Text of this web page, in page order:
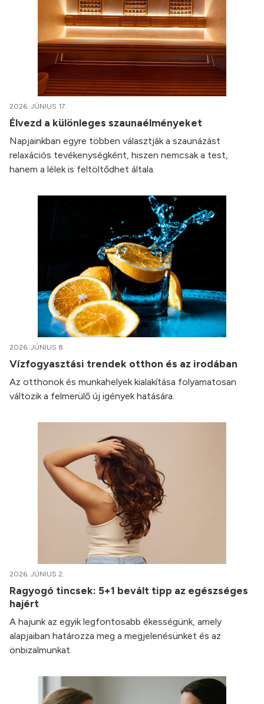
2026. JÚNIUS 17.
Élvezd a különleges szaunaélményeket
Napjainkban egyre többen választják a szaunázást
relaxációs tevékenységként, hiszen nemcsak a test,
hanem a lélek is feltöltődhet általa.
2026. JÚNIUS 8.
Vízfogyasztási trendek otthon és az irodában
Az otthonok és munkahelyek kialakítása folyamatosan
változik a felmerülő új igények hatására.
2026. JÚNIUS 2.
Ragyogó tincsek: 5+1 bevált tipp az egészséges
hajért
A hajunk az egyik legfontosabb ékességünk, amely
alapjaiban határozza meg a megjelenésünket és az
önbizalmunkat.